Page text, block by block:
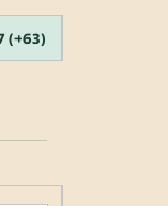
(+63)